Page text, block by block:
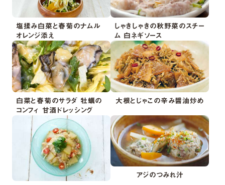
塩揉み白菜と春菊のナムル
オレンジ添え
しゃきしゃきの秋野菜のスチー
ム 白ネギソース
白菜と春菊のサラダ 牡蠣の
コンフィ 甘酒ドレッシング
大根とじゃこの辛み醤油炒め
アジのつみれ汁